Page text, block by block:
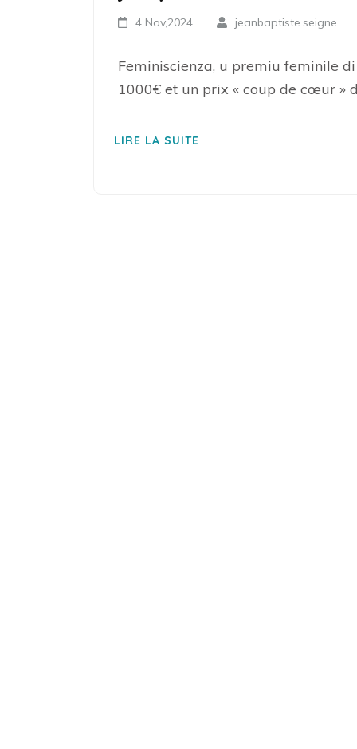
4 Nov,2024 jeanbaptiste.seigne
Feminiscienza, u premiu feminile
1000€ et un prix « coup de cœur »
LIRE LA SUITE